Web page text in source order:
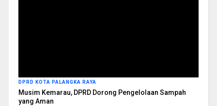
DPRD KOTA PALANGKA RAYA
Musim Kemarau, DPRD Dorong Pengelolaan Sampah
yang Aman